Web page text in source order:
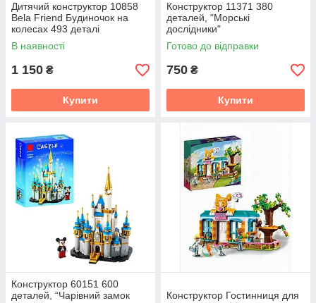
Дитячий конструктор 10858
Bela Friend Будиночок на
колесах 493 деталі
В наявності
1 150 ₴
Купити
Конструктор 11371 380
деталей, "Морські
дослідники"
Готово до відправки
750 ₴
Купити
Конструктор 60151 600
деталей, “Чарівний замок
Конструктор Гостинниця для